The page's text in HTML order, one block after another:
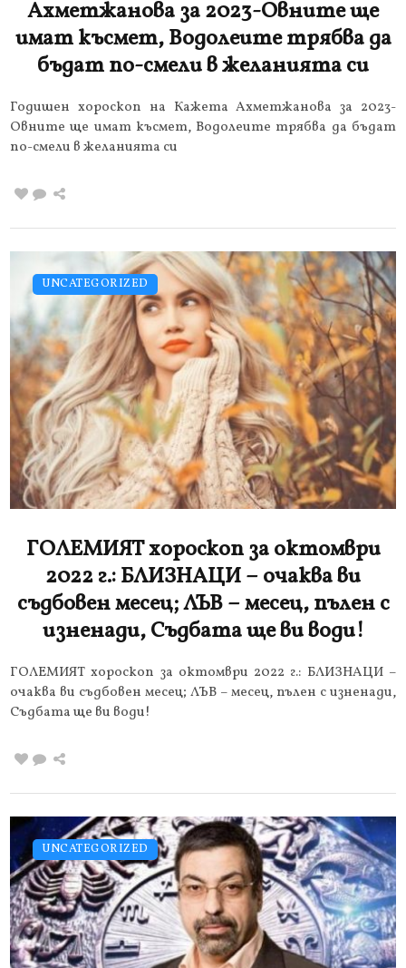
Ахметжанова за 2023-Овните ще
имат късмет, Водолеите трябва да
бъдат по-смели в желанията си
Годишен хороскоп на Кажета Ахметжанова за 2023-
Овните ще имат късмет, Водолеите трябва да бъдат
по-смели в желанията си
UNCATEGORIZED
ГОЛЕМИЯТ хороскоп за октомври
2022 г.: БЛИЗНАЦИ – очаква ви
съдбовен месец; ЛЪВ – месец, пълен с
изненади, Съдбата ще ви води!
ГОЛЕМИЯТ хороскоп за октомври 2022 г.: БЛИЗНАЦИ –
очаква ви съдбовен месец; ЛЪВ – месец, пълен с изненади,
Съдбата ще ви води!
UNCATEGORIZED